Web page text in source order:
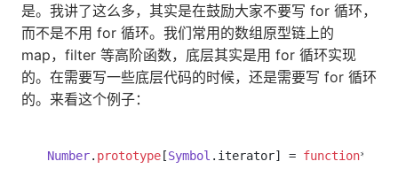
是。我讲了这么多，其实是在鼓励大家不要写 for 循环，
而不是不用 for 循环。我们常用的数组原型链上的
map，filter 等高阶函数，底层其实是用 for 循环实现
的。在需要写一些底层代码的时候，还是需要写 for 循环
的。来看这个例子：
Number. prototype[Symbol . iterator] = function*() {